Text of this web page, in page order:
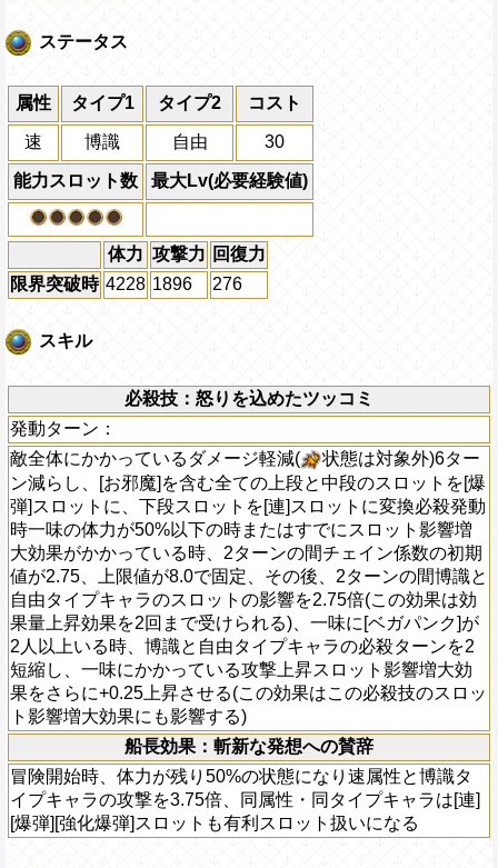
ステータス
属性 タイプ1 タイプ2 コスト
速 博識 自由 30
能力スロット数 最大Lv(必要経験値)
体力 攻撃力 回復力
限界突破時 4228 1896 276
スキル
必殺技：怒りを込めたツッコミ
発動ターン：
敵全体にかかっているダメージ軽減(
状態は対象外)6ター
ン減らし、[お邪魔]を含む全ての上段と中段のスロットを[爆
弾]スロットに、下段スロットを[連]スロットに変換必殺発動
時一味の体力が50%以下の時またはすでにスロット影響増
大効果がかかっている時、2ターンの間チェイン係数の初期
値が2.75、上限値が8.0で固定、その後、2ターンの間博識と
自由タイプキャラのスロットの影響を2.75倍(この効果は効
果量上昇効果を2回まで受けられる)、一味に[ベガパンク]が
2人以上いる時、博識と自由タイプキャラの必殺ターンを2
短縮し、一味にかかっている攻撃上昇スロット影響増大効
果をさらに+0.25上昇させる(この効果はこの必殺技のスロッ
ト影響増大効果にも影響する)
船長効果：斬新な発想への賛辞
冒険開始時、体力が残り50%の状態になり速属性と博識タ
イプキャラの攻撃を3.75倍、同属性・同タイプキャラは[連]
[爆弾][強化爆弾]スロットも有利スロット扱いになる